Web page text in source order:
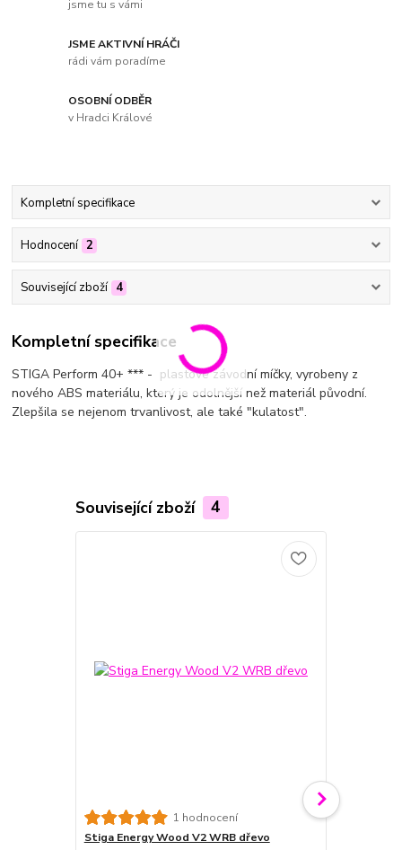
jsme tu s vámi
JSME AKTIVNÍ HRÁČI
rádi vám poradíme
OSOBNÍ ODBĚR
v Hradci Králové
Kompletní specifikace
Hodnocení 2
Související zboží 4
Kompletní specifikace
STIGA Perform 40+ *** - plastové závodní míčky, vyrobeny z
nového ABS materiálu, který je odolnější než materiál původní.
Zlepšila se nejenom trvanlivost, ale také "kulatost".
Související zboží 4
1 hodnocení
Stiga Energy Wood V2 WRB dřevo